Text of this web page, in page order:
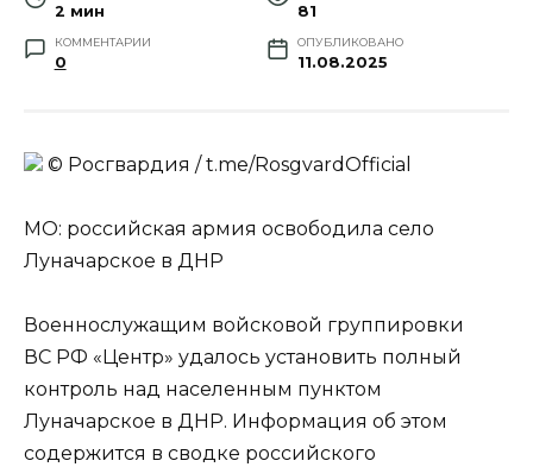
2 мин 81
КОММЕНТАРИИ
0
ОПУБЛИКОВАНО
11.08.2025
© Росгвардия / t.me/RosgvardOfficial
МО: российская армия освободила село
Луначарское в ДНР
Военнослужащим войсковой группировки
ВС РФ «Центр» удалось установить полный
контроль над населенным пунктом
Луначарское в ДНР. Информация об этом
содержится в сводке российского